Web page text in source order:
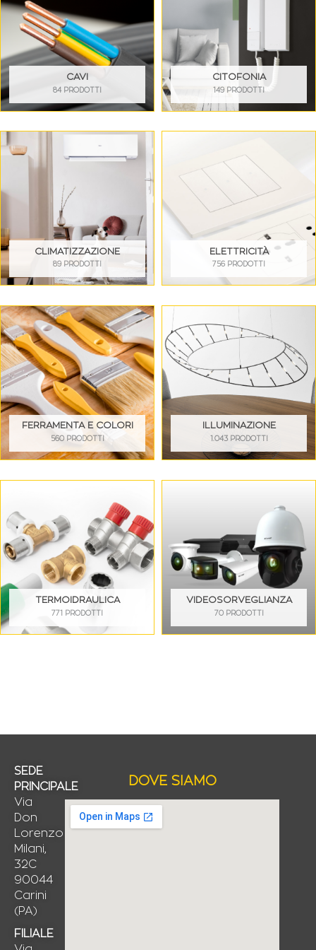
CAVI
84 PRODOTTI
CITOFONIA
149 PRODOTTI
CLIMATIZZAZIONE
89 PRODOTTI
ELETTRICITÀ
756 PRODOTTI
FERRAMENTA E COLORI
560 PRODOTTI
ILLUMINAZIONE
1.043 PRODOTTI
TERMOIDRAULICA
771 PRODOTTI
VIDEOSORVEGLIANZA
70 PRODOTTI
SEDE
PRINCIPALE
Via
Don
Lorenzo
Milani,
32C
90044
Carini
(PA)
FILIALE
DOVE SIAMO